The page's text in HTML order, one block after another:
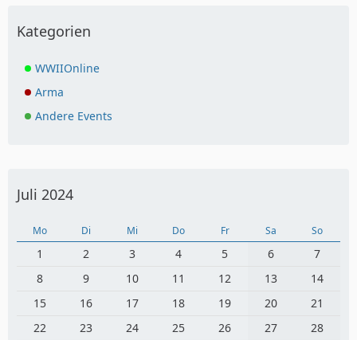
Kategorien
WWIIOnline
Arma
Andere Events
Juli 2024
Mo Di Mi Do Fr Sa So
1 2 3 4 5 6
7
8
9 10 11 12 13
14
15
16 17 18 19 20
21
22
23 24 25 26 27
28